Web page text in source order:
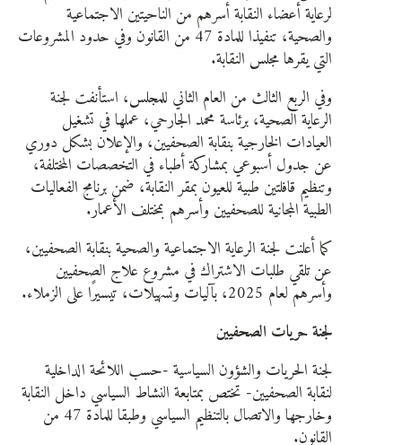
لرعاية أعضاء النقابة أسرهم من الناحيتين الاجتماعية
والصحية، تنفيذا للمادة 47 من القانون وفي حدود المشروعات
التي يقرها مجلس النقابة.
وفي الربع الثالث من العام الثاني للمجلس، استأنفت لجنة
الرعاية الصحية، برئاسة محمد الجارحي، عملها في تشغيل
العيادات الخارجية بنقابة الصحفيين، والإعلان بشكل دوري
عن جدول أسبوعي بمشاركة أطباء في التخصصات المختلفة،
وتنظيم قافلتين طبية للعيون بمقر النقابة، ضمن برنامج الفعاليات
الطبية المجانية للصحفيين وأسرهم بمختلف الأعمار.
كما أعلنت لجنة الرعاية الاجتماعية والصحية بنقابة الصحفيين،
عن تلقي طلبات الاشتراك في مشروع علاج الصحفيين
وأسرهم لعام 2025، بآليات وتسهيلات، تيسيرًا على الزملاء.
لجنة حريات الصحفيين
لجنة الحريات والشؤون السياسية -حسب اللائحة الداخلية
لنقابة الصحفيين- تختص بمتابعة النشاط السياسي داخل النقابة
وخارجها والاتصال بالتنظيم السياسي وطبقا للمادة 47 من
القانون.